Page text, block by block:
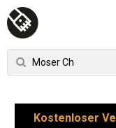
Kostenloser